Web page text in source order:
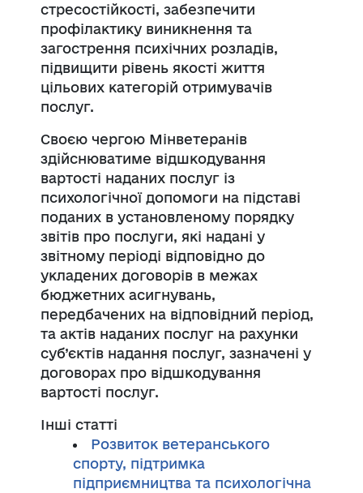
стресостійкості, забезпечити
профілактику виникнення та
загострення психічних розладів,
підвищити рівень якості життя
цільових категорій отримувачів
послуг.
Своєю чергою Мінветеранів
здійснюватиме відшкодування
вартості наданих послуг із
психологічної допомоги на підставі
поданих в установленому порядку
звітів про послуги, які надані у
звітному періоді відповідно до
укладених договорів в межах
бюджетних асигнувань,
передбачених на відповідний період,
та актів наданих послуг на рахунки
суб’єктів надання послуг, зазначені у
договорах про відшкодування
вартості послуг.
Інші статті
Розвиток ветеранського
спорту, підтримка
підприємництва та психологічна